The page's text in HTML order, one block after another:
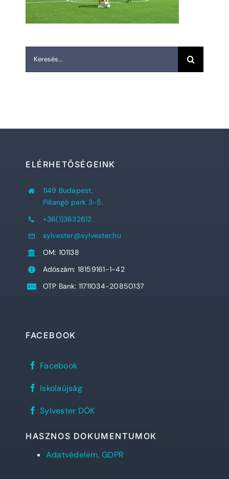
ELÉRHETŐSÉGEINK
1149 Budapest,
Pillangó park 3-5.
+36(1)3632612
sylvester@sylvester.hu
OM: 101138
Adószám: 18159161-1-42
OTP Bank: 11711034-20850137
FACEBOOK
Sylvester
János
Gimnázium
facebook
Facebook
REFlex,
diáklapja
Iskolaújság
Sylvester
DÖK
oldala
Sylvester DÖK
HASZNOS DOKUMENTUMOK
Adatvédelem, GDPR